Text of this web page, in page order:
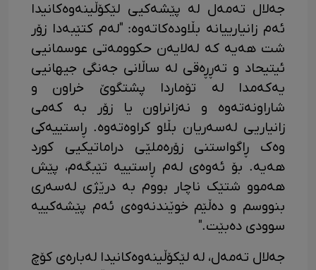
جەلال تەمەل لە پێشەکیی لێکۆڵینەوەکانیدا
ئەم زانیارییانە بڵاودەکاتەوە: "لەم کتێبەدا زۆر
شت هەیە کە لەلایەن حکوومەتی عوسمانیی
ئیتیحاد و تەڕڕەقی لە ساڵانی جەنگی جیهانیی
یەکەمدا لە تۆماردا پشتگوێ خراون و
شاراونەتەوە و نەزانراون یا زۆر بە کەمی
زانیاریی لەسەریان بڵاو کراوەتەوە. ڕاستییەکی
وەک ڕاگواستنی زۆرەملێی دراماتیکیی کورد
هەیە. بۆ ئەوەی لەم ڕاستییە تێبگەم، پێش
هەموو شتێک ناچار بووم بە درێژی لەسەری
بنووسم و دەڵێم خوێندنەوەی ئەم پێشەکییە
سوودی دەبێت."
جەلال تەمەل، لە لێکۆڵینەوەکانیدا لەبارەی کۆچ